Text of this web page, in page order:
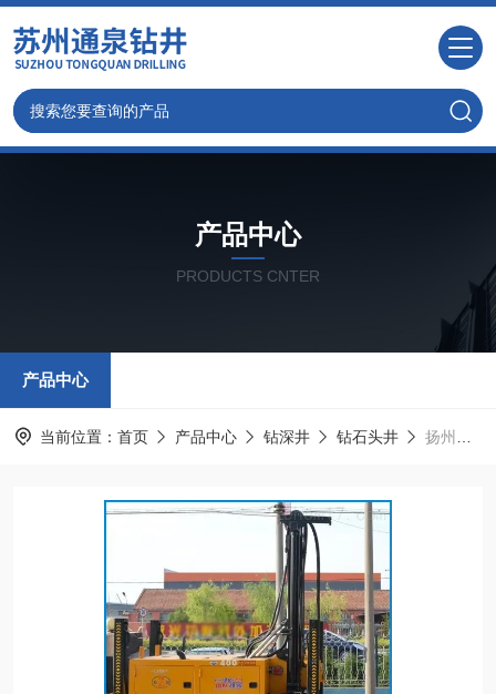
产品中心
PRODUCTS CNTER
产品中心
当前位置： 首页 产品中心 钻深井 钻石头井 扬州钻井打降水井优质队伍